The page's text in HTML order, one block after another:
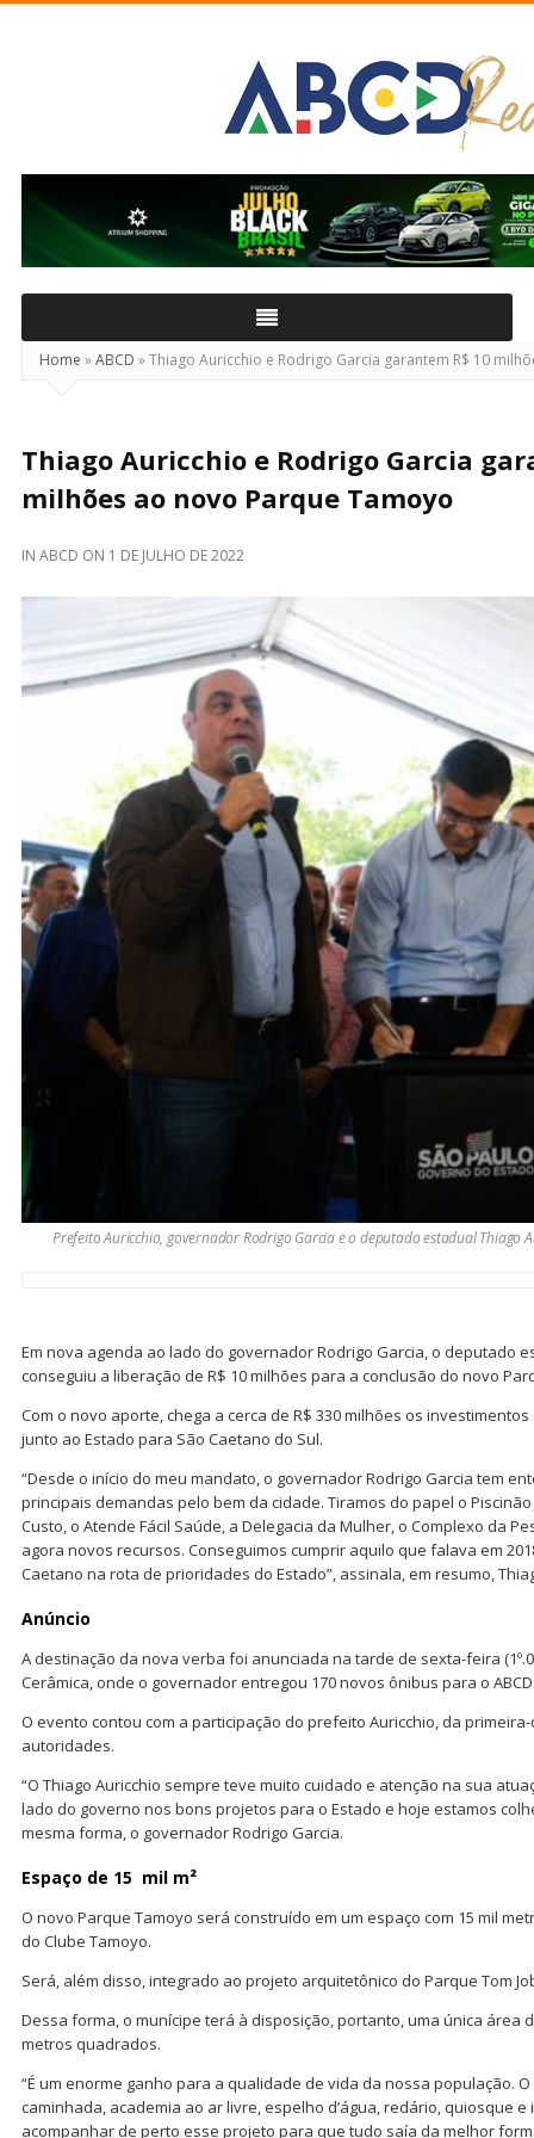
Real
Home »ABCD »Thiago Auricchio e Rodrigo Garcia garantem R$ 10
Thiago Auricchio e Rodrigo Garcia
milhões ao novo Parque Tamoyo
IN ABCD ON 1 DE JULHO DE 2022
Prefeito Auricchio, governador Rodrigo Garcia e o deputado estadual Thiago
Em nova agenda ao lado do governador Rodrigo Garcia, o deputado
conseguiu a liberação de R$ 10 milhões para a conclusão do novo
Com o novo aporte, chega a cerca de R$ 330 milhões os
junto ao Estado para São Caetano do Sul.
“Desde o início do meu mandato, o governador Rodrigo Garcia tem
principais demandas pelo bem da cidade. Tiramos do papel o Piscinão
Custo, o Atende Fácil Saúde, a Delegacia da Mulher, o Complexo da
agora novos recursos. Conseguimos cumprir aquilo que falava em
Caetano na rota de prioridades do Estado”, assinala, em resumo,
Anúncio
A destinação da nova verba foi anunciada na tarde de sexta-feira
Cerâmica, onde o governador entregou 170 novos ônibus para o
O evento contou com a participação do prefeito Auricchio, da
autoridades.
“O Thiago Auricchio sempre teve muito cuidado e atenção na sua
lado do governo nos bons projetos para o Estado e hoje estamos
mesma forma, o governador Rodrigo Garcia.
Espaço de 15 mil m²
O novo Parque Tamoyo será construído em um espaço com 15 mil
do Clube Tamoyo.
Será, além disso, integrado ao projeto arquitetônico do Parque Tom
Dessa forma, o munícipe terá à disposição, portanto, uma única área
metros quadrados.
“É um enorme ganho para a qualidade de vida da nossa população.
caminhada, academia ao ar livre, espelho d’água, redário, quiosque
acompanhar de perto esse projeto para que tudo saía da melhor